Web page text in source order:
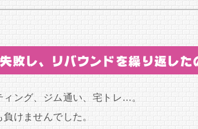
敗し、リバウンドを繰り返した
ング、ジム通い、宅トレ…。
けませんでした。